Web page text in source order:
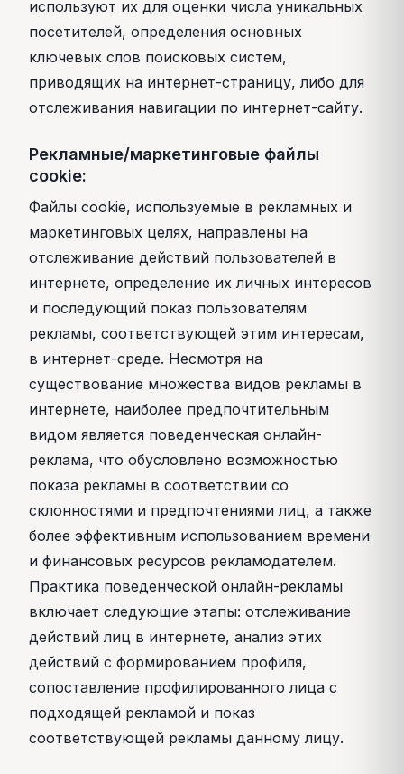
используют их для оценки числа уникальных
посетителей, определения основных
ключевых слов поисковых систем,
приводящих на интернет-страницу, либо для
отслеживания навигации по интернет-сайту.
Рекламные/маркетинговые файлы
cookie:
Файлы cookie, используемые в рекламных и
маркетинговых целях, направлены на
отслеживание действий пользователей в
интернете, определение их личных интересов
и последующий показ пользователям
рекламы, соответствующей этим интересам,
в интернет-среде. Несмотря на
существование множества видов рекламы в
интернете, наиболее предпочтительным
видом является поведенческая онлайн-
реклама, что обусловлено возможностью
показа рекламы в соответствии со
склонностями и предпочтениями лиц, а также
более эффективным использованием времени
и финансовых ресурсов рекламодателем.
Практика поведенческой онлайн-рекламы
включает следующие этапы: отслеживание
действий лиц в интернете, анализ этих
действий с формированием профиля,
сопоставление профилированного лица с
подходящей рекламой и показ
соответствующей рекламы данному лицу.